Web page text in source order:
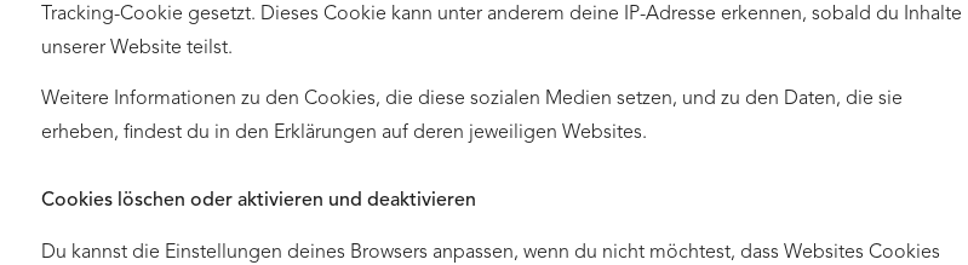
Tracking-Cookie gesetzt. Dieses Cookie kann unter anderem deine IP-Adresse erkennen, sobald du Inhalte
unserer Website teilst.
Weitere Informationen zu den Cookies, die diese sozialen Medien setzen, und zu den Daten, die sie
erheben, findest du in den Erklärungen auf deren jeweiligen Websites.
Cookies löschen oder aktivieren und deaktivieren
Du kannst die Einstellungen deines Browsers anpassen, wenn du nicht möchtest, dass Websites Cookies